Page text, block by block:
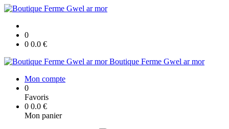
0
0 0.0 €
Boutique Ferme Gwel ar mor
Mon compte
0
Favoris
0 0.0 €
Mon panier